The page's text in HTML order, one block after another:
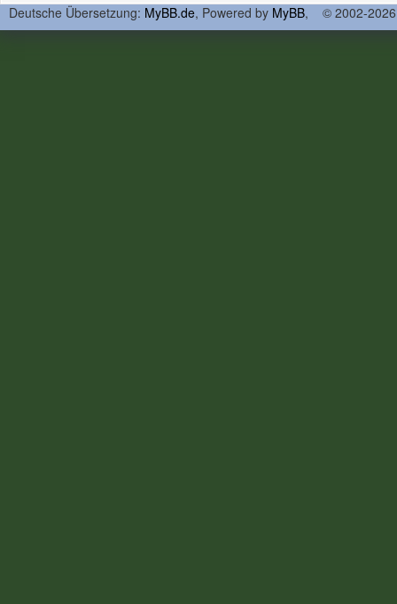
Deutsche Übersetzung: MyBB.de, Powered by MyBB, © 2002-